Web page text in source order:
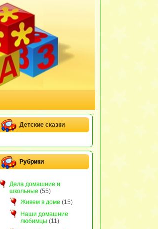
Детские сказки
Рубрики
Дела домашние и
школьные (55)
Живем в доме (15)
Наши домашние
любимцы (11)